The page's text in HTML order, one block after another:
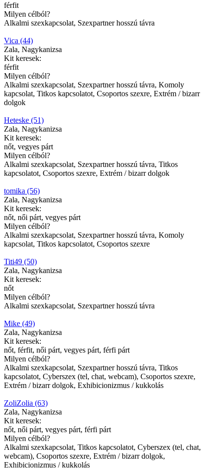
férfit
Milyen célból?
Alkalmi szexkapcsolat, Szexpartner hosszú távra
Vica (44)
Zala, Nagykanizsa
Kit keresek:
férfit
Milyen célból?
Alkalmi szexkapcsolat, Szexpartner hosszú távra, Komoly
kapcsolat, Titkos kapcsolatot, Csoportos szexre, Extrém / bizarr
dolgok
Heteske (51)
Zala, Nagykanizsa
Kit keresek:
nőt, vegyes párt
Milyen célból?
Alkalmi szexkapcsolat, Szexpartner hosszú távra, Titkos
kapcsolatot, Csoportos szexre, Extrém / bizarr dolgok
tomika (56)
Zala, Nagykanizsa
Kit keresek:
nőt, női párt, vegyes párt
Milyen célból?
Alkalmi szexkapcsolat, Szexpartner hosszú távra, Komoly
kapcsolat, Titkos kapcsolatot, Csoportos szexre
Titi49 (50)
Zala, Nagykanizsa
Kit keresek:
nőt
Milyen célból?
Alkalmi szexkapcsolat, Szexpartner hosszú távra
Mike (49)
Zala, Nagykanizsa
Kit keresek:
nőt, férfit, női párt, vegyes párt, férfi párt
Milyen célból?
Alkalmi szexkapcsolat, Szexpartner hosszú távra, Titkos
kapcsolatot, Cyberszex (tel, chat, webcam), Csoportos szexre,
Extrém / bizarr dolgok, Exhibicionizmus / kukkolás
ZoliZolia (63)
Zala, Nagykanizsa
Kit keresek:
nőt, női párt, vegyes párt, férfi párt
Milyen célból?
Alkalmi szexkapcsolat, Titkos kapcsolatot, Cyberszex (tel, chat,
webcam), Csoportos szexre, Extrém / bizarr dolgok,
Exhibicionizmus / kukkolás